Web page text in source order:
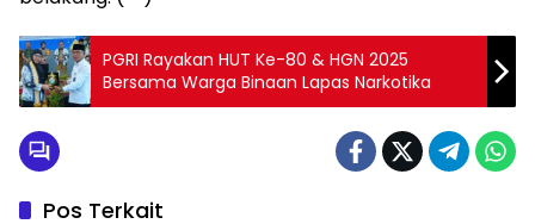
PGRI Rayakan HUT Ke-80 & HGN 2025
Bersama Warga Binaan Lapas Narkotika
Pos Terkait